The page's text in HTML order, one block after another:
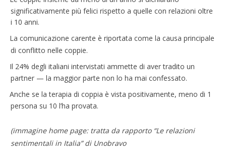
significativamente più felici rispetto a quelle con relazioni oltre
i 10 anni.
La comunicazione carente è riportata come la causa principale
di conflitto nelle coppie.
Il 24% degli italiani intervistati ammette di aver tradito un
partner — la maggior parte non lo ha mai confessato.‍
Anche se la terapia di coppia è vista positivamente, meno di 1
persona su 10 l’ha provata.
(immagine home page: tratta da rapporto “Le relazioni
sentimentali in Italia” di Unobravo